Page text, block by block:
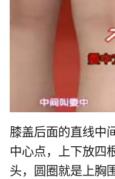
膝盖后面的直线中
中心点，上下放四
头，圆圈就是上胸